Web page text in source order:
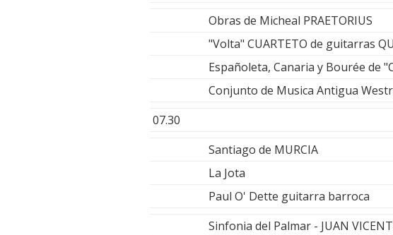
Obras de Micheal PRAETORIUS
"Volta" CUARTETO de guitarras
Españoleta, Canaria y Bourée de
Conjunto de Musica Antigua
07.30
Santiago de MURCIA
La Jota
Paul O' Dette guitarra barroca
Sinfonia del Palmar - JUAN